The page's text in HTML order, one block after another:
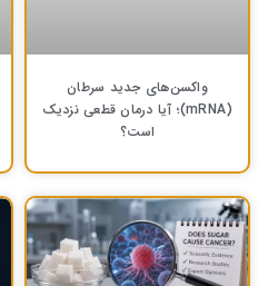
واکسن‌های جدید سرطان
(mRNA)؛ آیا درمان قطعی نزدیک
است؟